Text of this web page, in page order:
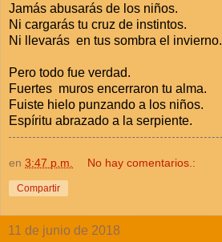
Jamás abusarás de los niños.
Ni cargarás tu cruz de instintos.
Ni llevarás en tus sombra el invierno.
Pero todo fue verdad.
Fuertes muros encerraron tu alma.
Fuiste hielo punzando a los niños.
Espíritu abrazado a la serpiente.
en 3:47 p.m. No hay comentarios.:
Compartir
11 de junio de 2018